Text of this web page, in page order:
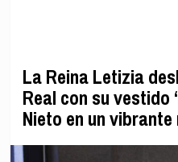
La Reina Letizia
Real con su vestido
Nieto en un